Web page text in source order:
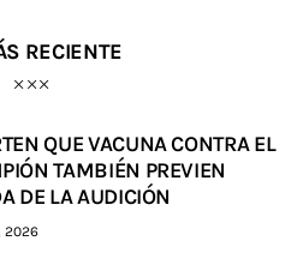
RECIENTE
QUE VACUNA CONTRA EL
TAMBIÉN PREVIEN
DE LA AUDICIÓN
2026